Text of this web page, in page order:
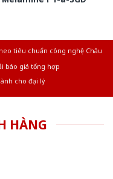
tiêu chuẩn công nghệ Châu
báo giá tổng hợp
cho đại lý
HÀNG